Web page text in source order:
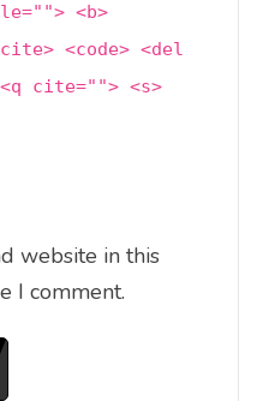
<b>
<code> <del
cite=""> <s>
website in this
I comment.